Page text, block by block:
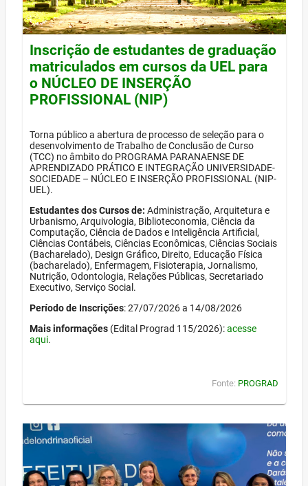
Inscrição de estudantes de graduação
matriculados em cursos da UEL para
o NÚCLEO DE INSERÇÃO
PROFISSIONAL (NIP)
Torna público a abertura de processo de seleção para o
desenvolvimento de Trabalho de Conclusão de Curso
(TCC) no âmbito do PROGRAMA PARANAENSE DE
APRENDIZADO PRÁTICO E INTEGRAÇÃO UNIVERSIDADE-
SOCIEDADE – NÚCLEO E INSERÇÃO PROFISSIONAL (NIP-
UEL).
Estudantes dos Cursos de: Administração, Arquitetura e
Urbanismo, Arquivologia, Biblioteconomia, Ciência da
Computação, Ciência de Dados e Inteligência Artificial,
Ciências Contábeis, Ciências Econômicas, Ciências Sociais
(Bacharelado), Design Gráfico, Direito, Educação Física
(bacharelado), Enfermagem, Fisioterapia, Jornalismo,
Nutrição, Odontologia, Relações Públicas, Secretariado
Executivo, Serviço Social.
Período de Inscrições: 27/07/2026 a 14/08/2026
Mais informações (Edital Prograd 115/2026):acesse
aqui.
Fonte: PROGRAD